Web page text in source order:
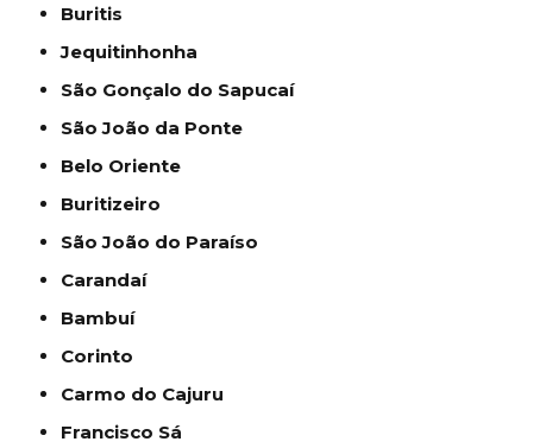
Buritis
Jequitinhonha
São Gonçalo do Sapucaí
São João da Ponte
Belo Oriente
Buritizeiro
São João do Paraíso
Carandaí
Bambuí
Corinto
Carmo do Cajuru
Francisco Sá